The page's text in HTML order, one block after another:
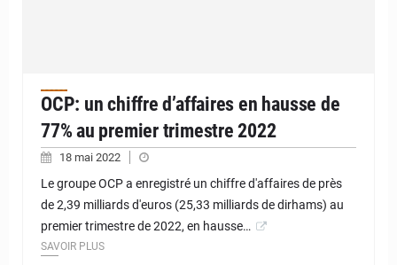
OCP: un chiffre d’affaires en hausse de
77% au premier trimestre 2022
18 mai 2022
Le groupe OCP a enregistré un chiffre d'affaires de près
de 2,39 milliards d'euros (25,33 milliards de dirhams) au
premier trimestre de 2022, en hausse…
SAVOIR PLUS